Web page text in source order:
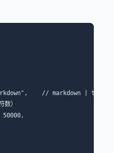
// markdown | text |
）
50000,